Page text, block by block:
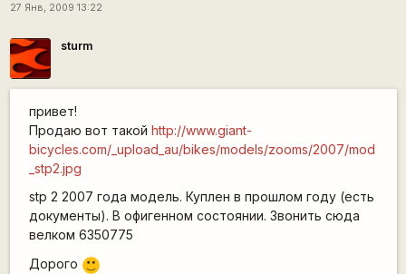
27 Янв, 2009 13:22
sturm
привет!
Продаю вот такой http://www.giant-
bicycles.com/_upload_au/bikes/models/zooms/2007/mod
_stp2.jpg
stp 2 2007 года модель. Куплен в прошлом году (есть
документы). В офигенном состоянии. Звонить сюда
велком 6350775
Дорого
:)